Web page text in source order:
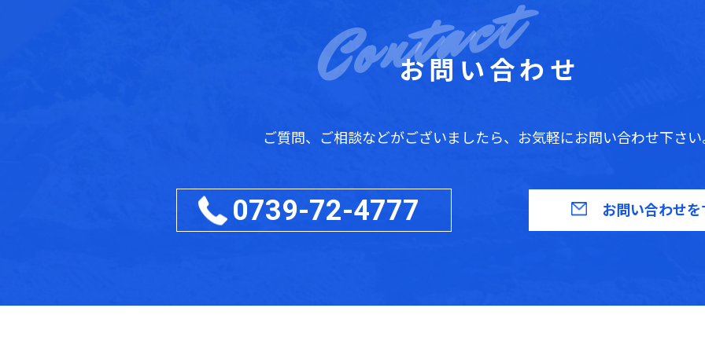
お問い合わせ
ご質問、ご相談などがございましたら、お気軽にお問い合わせ下さ
0739-72-4777 お問い合わせを